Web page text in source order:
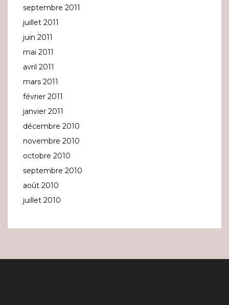
septembre 2011
juillet 2011
juin 2011
mai 2011
avril 2011
mars 2011
février 2011
janvier 2011
décembre 2010
novembre 2010
octobre 2010
septembre 2010
août 2010
juillet 2010